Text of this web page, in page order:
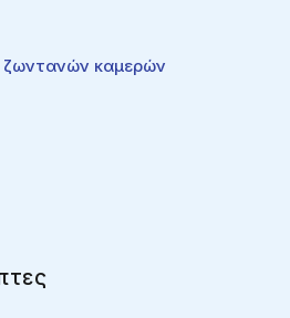
ζωντανών καμερών